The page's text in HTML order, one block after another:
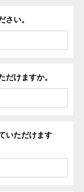
さい。
だけますか。
いただけます